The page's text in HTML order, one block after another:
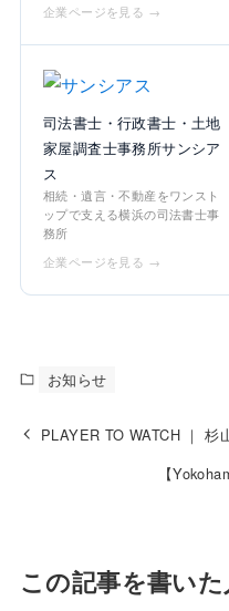
企業ページを見る →
司法書士・行政書士・土地
家屋調査士事務所サンシア
ス
相続・遺言・不動産をワンスト
ップで支える横浜の司法書士事
務所
企業ページを見る →
お知らせ
PLAYER TO WATCH ｜ 杉
【
この記事を書いた